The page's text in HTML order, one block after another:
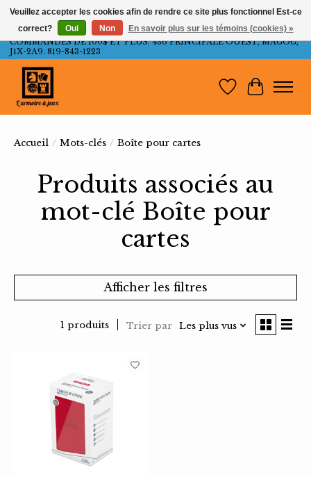
LIVRAISON GRATUITE AU QUÉBEC ET ONTARIO POUR LES
COMMANDES DE 100$ ET PLUS. 436 PRINCIPALE OUEST, MAGOG,
J1X-2A9. 819-843-1223
Liste dePanier
Accueil / Mots-clés / Boîte pour cartes
Produits associés au
mot-clé Boîte pour
cartes
Afficher les filtres
1 produits Trier par Les plus vus
Veuillez accepter les cookies afin de rendre ce site plus fonctionnel Est-ce
correct?
Oui Non En savoir plus sur les témoins (cookies) »